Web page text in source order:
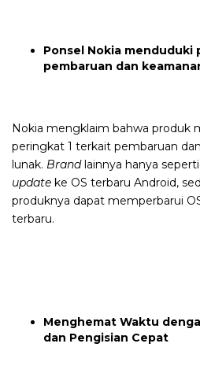
Ponsel Nokia
pembaruan dan
Nokia mengklaim bahwa produk
peringkat 1 terkait pembaruan
lunak. Brandlainnya hanya
update ke OS terbaru Android,
produknya dapat memperbarui
terbaru.
Menghemat Waktu
dan Pengisian Cepat